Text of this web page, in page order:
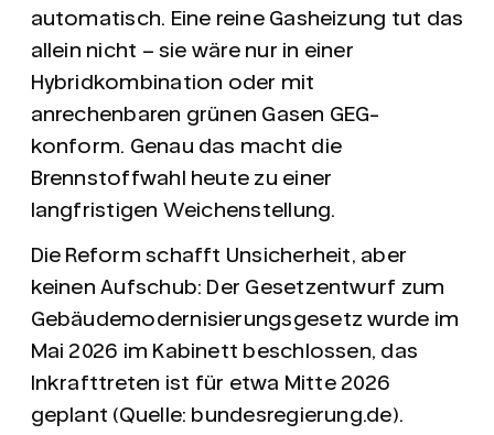
automatisch. Eine reine Gasheizung tut das
allein nicht – sie wäre nur in einer
Hybridkombination oder mit
anrechenbaren grünen Gasen GEG-
konform. Genau das macht die
Brennstoffwahl heute zu einer
langfristigen Weichenstellung.
Die Reform schafft Unsicherheit, aber
keinen Aufschub: Der Gesetzentwurf zum
Gebäudemodernisierungsgesetz wurde im
Mai 2026 im Kabinett beschlossen, das
Inkrafttreten ist für etwa Mitte 2026
geplant (Quelle: bundesregierung.de).